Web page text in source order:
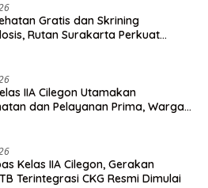
Gratis dan Skrining
Rutan Surakarta Perkuat
IIA Cilegon Utamakan
dan Pelayanan Prima, Warga
Kelas IIA Cilegon, Gerakan
Terintegrasi CKG Resmi Dimulai